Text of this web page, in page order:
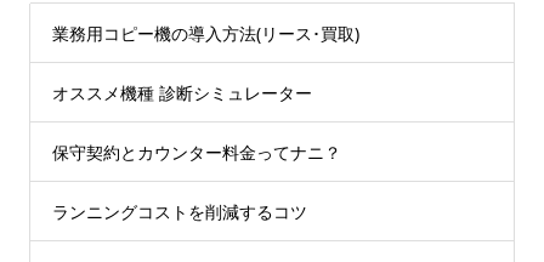
業務用コピー機の導入方法(リース･買取)
オススメ機種 診断シミュレーター
保守契約とカウンター料金ってナニ？
ランニングコストを削減するコツ